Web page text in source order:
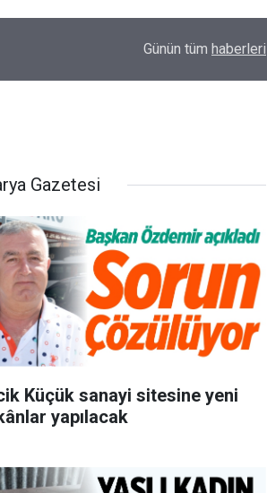
Abbaslık'ta korkutan yangın!
Günün tüm haberleri
Gazetesi
Küçük sanayi sitesine yeni
yapılacak